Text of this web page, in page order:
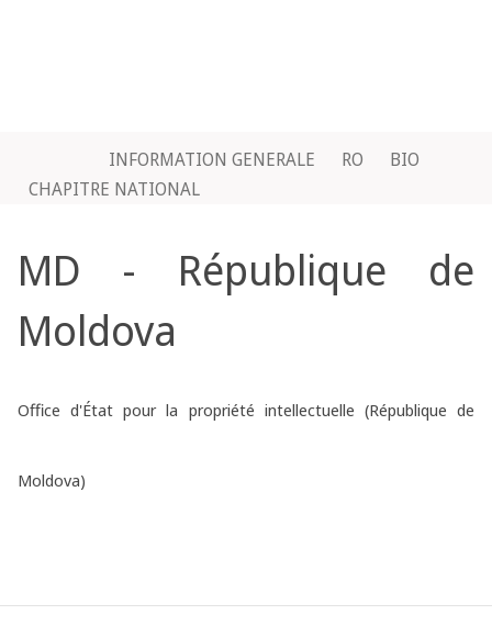
INFORMATION GENERALE RO
BIO
CHAPITRE NATIONAL
MD - République de
Moldova
Office d'État pour la propriété intellectuelle (République de
Moldova)